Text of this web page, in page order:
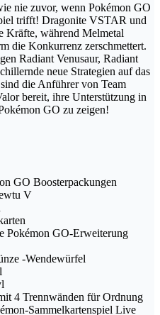
nie zuvor, wenn Pokémon GO
trifft! Dragonite VSTAR und
Kräfte, während Melmetal
die Konkurrenz zerschmettert.
Radiant Venusaur, Radiant
neue Strategien auf das
die Anführer von Team
bereit, ihre Unterstützung in
GO zu zeigen!
GO Boosterpackungen
V
Pokémon GO-Erweiterung
-Wendewürfel
4 Trennwänden für Ordnung
Sammelkartenspiel Live